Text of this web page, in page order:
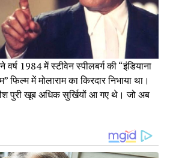
1984 में स्टीवेन स्पीलबर्ग की “इंडियाना
में मोलाराम का किरदार निभाया था।
पुरी खूब अधिक सुर्खियों आ गए थे। जो अब